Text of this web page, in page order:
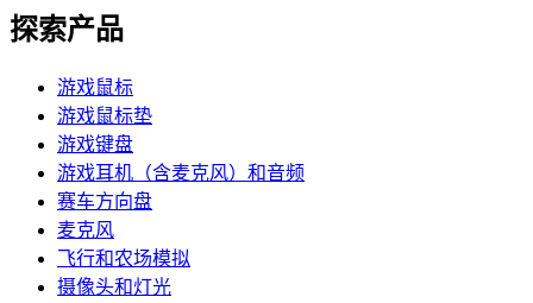
探索产品
游戏鼠标
游戏鼠标垫
游戏键盘
游戏耳机（含麦克风）和音频
赛车方向盘
麦克风
飞行和农场模拟
摄像头和灯光